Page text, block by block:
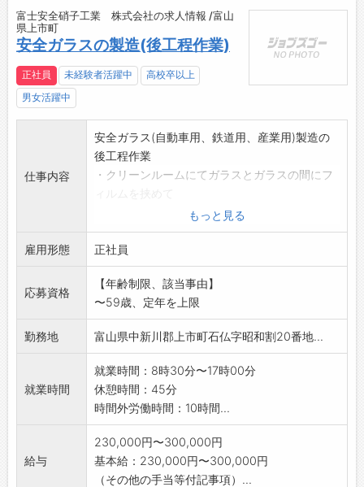
富士安全硝子工業 株式会社の求人情報 /富山
県上市町
安全ガラスの製造(後工程作業)
正社員 未経験者活躍中
高校卒以上
男女活躍中
仕事内容
安全ガラス(自動車用、鉄道用、産業用)製造の
後工程作業
・クリーンルームにてガラスとガラスの間にフ
・間に挟めるフィルムに曇り止め用のタングス
テン線を貼る
ヒートライトワイヤー工程
・合わせたガラスを外れないように圧着させる
予備圧・オート
クレーブ工程
・ガラスに不具合が無いか検査し、梱包する仕
などがあります。いずれかの工程に配属。
【変更範囲:会社の定める業務】
もっと見る
雇用形態 正社員
応募資格
【年齢制限、該当事由】
〜59歳、定年を上限
勤務地 富山県中新川郡上市町石仏字昭和割20番地...
就業時間
就業時間：8時30分〜17時00分
休憩時間：45分
時間外労働時間：10時間...
給与
230,000円〜300,000円
基本給：230,000円〜300,000円
（その他の手当等付記事項）...